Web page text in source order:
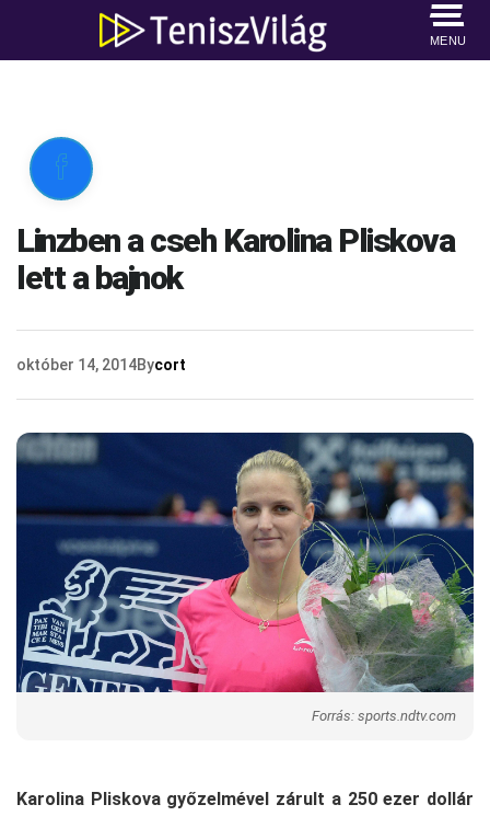
MENU

Linzben a cseh Karolina Pliskova
lett a bajnok
október 14, 2014Bycort
Forrás: sports.ndtv.com
Karolina Pliskova győzelmével zárult a 250 ezer dollár